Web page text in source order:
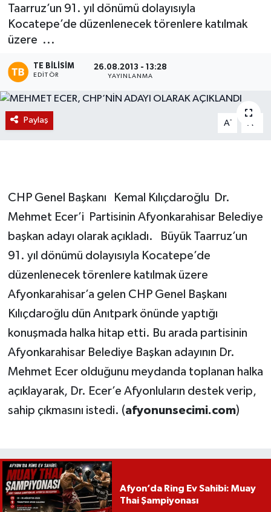
Taarruz’un 91. yıl dönümü dolayısıyla
Kocatepe’de düzenlenecek törenlere katılmak
üzere ...
TE BILISIM
EDITÖR
26.08.2013 - 13:28
YAYINLANMA
Paylaş A- A
CHP Genel Başkanı Kemal Kılıçdaroğlu Dr.
Mehmet Ecer’i Partisinin Afyonkarahisar Belediye
başkan adayı olarak açıkladı. Büyük Taarruz’un
91. yıl dönümü dolayısıyla Kocatepe’de
düzenlenecek törenlere katılmak üzere
Afyonkarahisar’a gelen CHP Genel Başkanı
Kılıçdaroğlu dün Anıtpark önünde yaptığı
konuşmada halka hitap etti. Bu arada partisinin
Afyonkarahisar Belediye Başkan adayının Dr.
Mehmet Ecer olduğunu meydanda toplanan halka
açıklayarak, Dr. Ecer’e Afyonluların destek verip,
sahip çıkmasını istedi. (afyonunsecimi.com)
Afyon’da Ring Ev Sahibi: Muay
Thai Şampiyonası
Magazin
Etkinlikler